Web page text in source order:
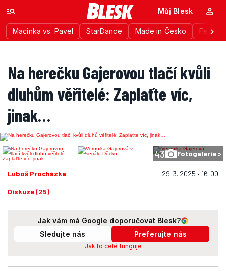
Macinka vs. Pavel StarDance Made in Česko
Můj Blesk
Na herečku Gajerovou tlačí kvůli
dluhům věřitelé: Zaplaťte víc,
jinak…
43 Fotogalerie >
Luboš Procházka 29. 3. 2025 • 16:00
Diskuze (25)
Jak vám má Google doporučovat Blesk?
Sledujte nás
Preferujte nás
Jak to celé funguje